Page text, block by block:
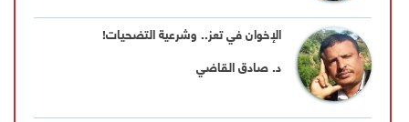
الإخوان في تعز.. وشرعية التضحيات!
د. صادق القاضي